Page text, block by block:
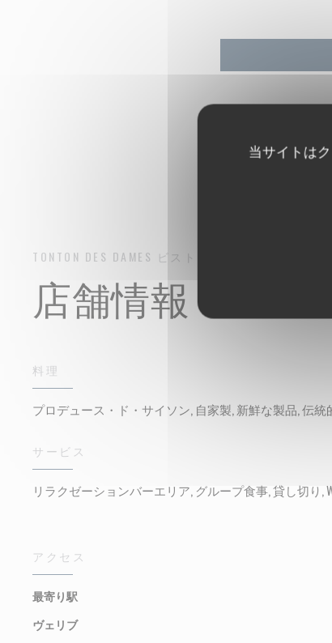
当サイトは
TONTON DES DAMES ビストロレストラン
店舗情報
料理
プロデュース・ド・サイソン, 自家製, 新鮮な製品, 伝統
サービス
リラクゼーションバーエリア, グループ食事, 貸し切り,
アクセス
最寄り駅
ヴェリブ